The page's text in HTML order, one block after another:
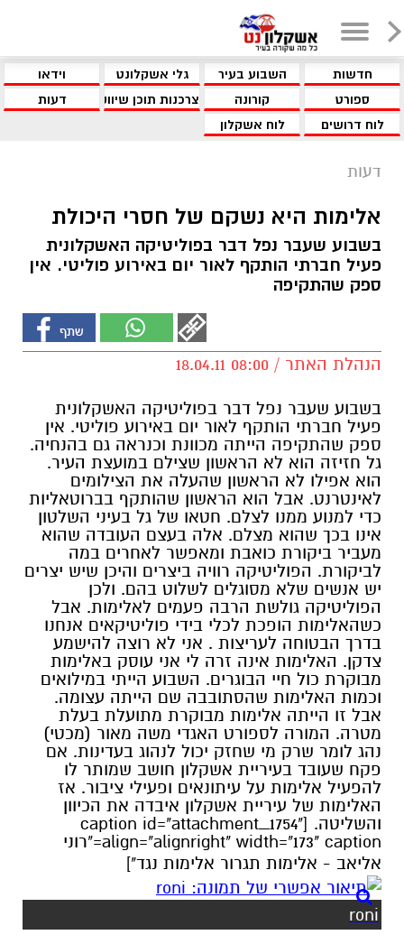
חדשות השבוע בעיר גלי אשקלונט
וידאו
ספורט
קורונה צרכנות תוכן שיווקי
דעות
לוח דרושים
לוח אשקלון
דעות
אלימות היא נשקם של חסרי היכולת
בשבוע שעבר נפל דבר בפוליטיקה האשקלונית
פעיל חברתי הותקף לאור יום באירוע פוליטי. אין
ספק שהתקיפה
הנהלת האתר / 08:00 18.04.11
בשבוע שעבר נפל דבר בפוליטיקה האשקלונית
פעיל חברתי הותקף לאור יום באירוע פוליטי. אין
ספק שהתקיפה הייתה מכוונת וכנראה גם בהנחיה.
גל חזיזה הוא לא הראשון שצילם במועצת העיר.
הוא אפילו לא הראשון שהעלה את הצילומים
לאינטרנט. אבל הוא הראשון שהותקף בברוטאליות
כדי למנוע ממנו לצלם. חטאו של גל בעיני השלטון
אינו בכך שהוא מצלם. אלה בעצם העובדה שהוא
מעביר ביקורת כואבת ומאפשר לאחרים במה
לביקורת. הפוליטיקה רוויה ביצרים והיכן שיש יצרים
יש אנשים שלא מסוגלים לשלוט בהם. ולכן
הפוליטיקה גולשת הרבה פעמים לאלימות. אבל
כשהאלימות הופכת לכלי בידי פוליטיקאים אנחנו
בדרך הבטוחה לעריצות . אני לא רוצה להישמע
צדקן. האלימות אינה זרה לי אני עוסק באלימות
מבוקרת כול חיי הבוגרים. השבוע הייתי במילואים
וכמות האלימות שהסתובבה שם הייתה עצומה.
אבל זו הייתה אלימות מבוקרת מתועלת בעלת
מטרה. המורה לספורט האגדי משה מאור (מכטי)
נהג לומר שרק מי שחזק יכול לנהוג בעדינות. אם
פקח שעובד בעיריית אשקלון חושב שמותר לו
להפעיל אלימות על עיתונאים ופעילי ציבור. אז
האלימות של עיריית אשקלון איבדה את הכיוון
והשליטה. [caption id="attachment_1754"
align="alignright" width="173" caption="רוני
אליאב - אלימות תגרור אלימות נגד"]
roni